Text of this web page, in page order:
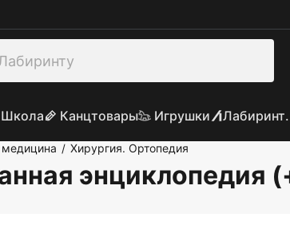
Школа Канцтовары Игрушки
/ Хирургия. Ортопедия
энциклопедия